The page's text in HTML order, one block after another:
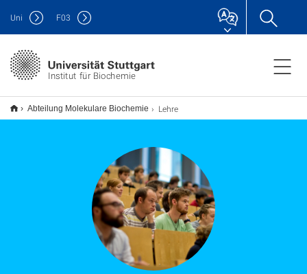
Institut für Biochemie
Uni F03
Abteilung Molekulare Biochemie Lehre